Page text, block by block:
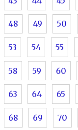
48 49 50
53 54 55
58 59 60
63 64 65
68 69 70